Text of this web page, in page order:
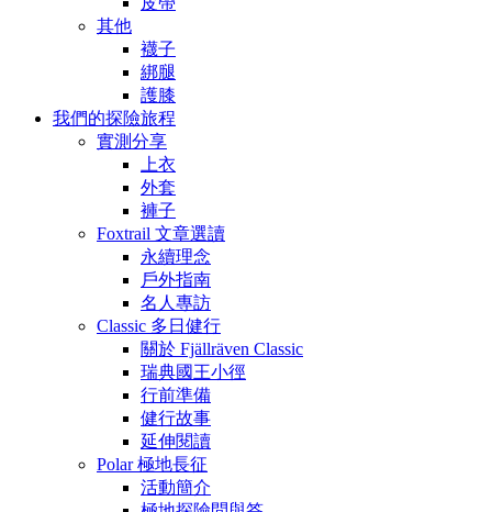
其他
襪子
綁腿
護膝
我們的探險旅程
實測分享
上衣
外套
褲子
Foxtrail 文章選讀
永續理念
戶外指南
名人專訪
Classic 多日健行
關於 Fjällräven Classic
瑞典國王小徑
行前準備
健行故事
延伸閱讀
Polar 極地長征
活動簡介